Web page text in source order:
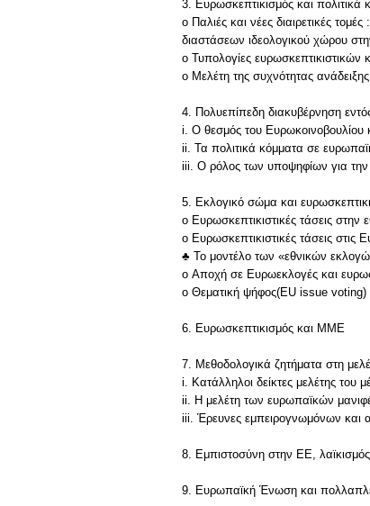
3. Ευρωσκεπτικισμός και πολιτικά
o Παλιές και νέες διαιρετικές
διαστάσεων ιδεολογικού χώρου
o Τυπολογίες
o Μελέτη της συχνότητας
4. Πολυεπίπεδη διακυβέρνηση
i. Ο θεσμός του
ii. Τα πολιτικά κόμματα σε
iii. Ο ρόλος των υποψηφίων για την
5. Εκλογικό σώμα και
o Ευρωσκεπτικιστικές τάσεις στην
o Ευρωσκεπτικιστικές τάσεις στις
♣ Το μοντέλο των «εθνικών
o Αποχή σε Ευρωεκλογές και
o Θεματική ψήφος(ΕU issue voting)
6. Ευρωσκεπτικισμός και ΜΜΕ
7. Μεθοδολογικά ζητήματα στη
i. Κατάλληλοι δείκτες μελέτης
ii. Η μελέτη των ευρωπαϊκών
iii. Έρευνες εμπειρογνωμόνων και
8. Εμπιστοσύνη στην ΕΕ,
9. Ευρωπαϊκή Ένωση και